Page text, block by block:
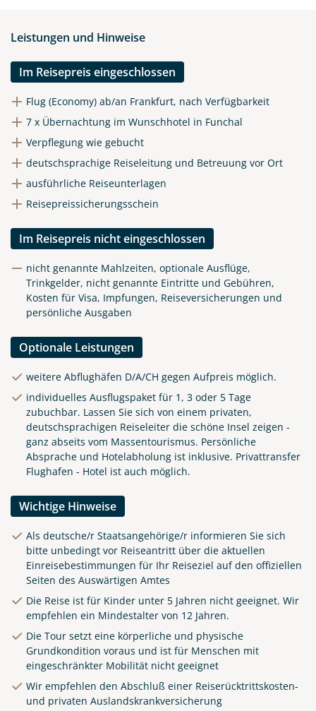
Leistungen und Hinweise
Im Reisepreis eingeschlossen
Flug (Economy) ab/an Frankfurt, nach Verfügbarkeit
7 x Übernachtung im Wunschhotel in Funchal
Verpflegung wie gebucht
deutschsprachige Reiseleitung und Betreuung vor Ort
ausführliche Reiseunterlagen
Reisepreissicherungsschein
Im Reisepreis nicht eingeschlossen
nicht genannte Mahlzeiten, optionale Ausflüge,
Trinkgelder, nicht genannte Eintritte und Gebühren,
Kosten für Visa, Impfungen, Reiseversicherungen und
persönliche Ausgaben
Optionale Leistungen
weitere Abflughäfen D/A/CH gegen Aufpreis möglich.
individuelles Ausflugspaket für 1, 3 oder 5 Tage
zubuchbar. Lassen Sie sich von einem privaten,
deutschsprachigen Reiseleiter die schöne Insel zeigen -
ganz abseits vom Massentourismus. Persönliche
Absprache und Hotelabholung ist inklusive. Privattransfer
Flughafen - Hotel ist auch möglich.
Wichtige Hinweise
Als deutsche/r Staatsangehörige/r informieren Sie sich
bitte unbedingt vor Reiseantritt über die aktuellen
Einreisebestimmungen für Ihr Reiseziel auf den offiziellen
Seiten des Auswärtigen Amtes
Die Reise ist für Kinder unter 5 Jahren nicht geeignet. Wir
empfehlen ein Mindestalter von 12 Jahren.
Die Tour setzt eine körperliche und physische
Grundkondition voraus und ist für Menschen mit
eingeschränkter Mobilität nicht geeignet
Wir empfehlen den Abschluß einer Reiserücktrittskosten-
und privaten Auslandskrankversicherung